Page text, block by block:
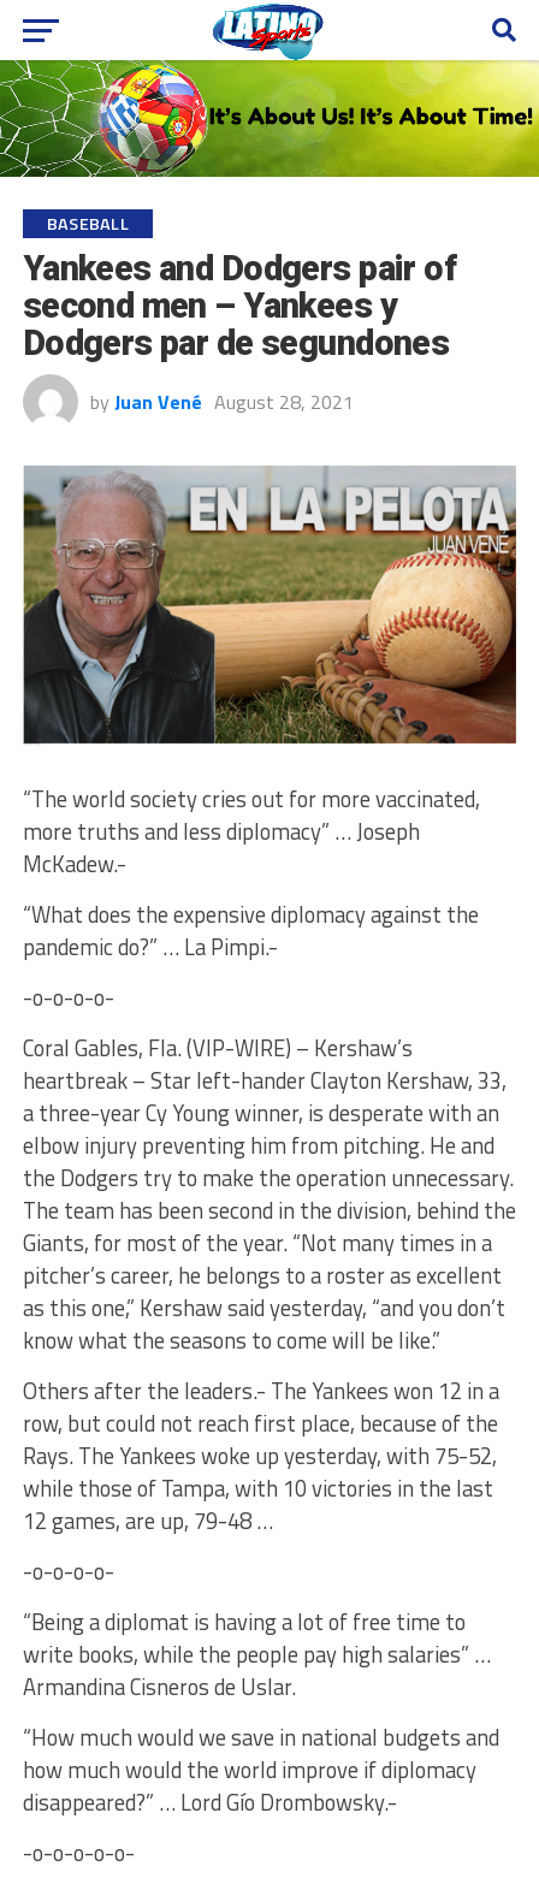
BASEBALL
Yankees and Dodgers pair of
second men – Yankees y
Dodgers par de segundones
by Juan Vené August 28, 2021
“The world society cries out for more vaccinated,
more truths and less diplomacy” … Joseph
McKadew.-
“What does the expensive diplomacy against the
pandemic do?” … La Pimpi.-
-o-o-o-o-
Coral Gables, Fla. (VIP-WIRE) – Kershaw’s
heartbreak – Star left-hander Clayton Kershaw, 33,
a three-year Cy Young winner, is desperate with an
elbow injury preventing him from pitching. He and
the Dodgers try to make the operation unnecessary.
The team has been second in the division, behind the
Giants, for most of the year. “Not many times in a
pitcher’s career, he belongs to a roster as excellent
as this one,” Kershaw said yesterday, “and you don’t
know what the seasons to come will be like.”
Others after the leaders.- The Yankees won 12 in a
row, but could not reach first place, because of the
Rays. The Yankees woke up yesterday, with 75-52,
while those of Tampa, with 10 victories in the last
12 games, are up, 79-48 …
-o-o-o-o-
“Being a diplomat is having a lot of free time to
write books, while the people pay high salaries” …
Armandina Cisneros de Uslar.
“How much would we save in national budgets and
how much would the world improve if diplomacy
disappeared?” … Lord Gío Drombowsky.-
-o-o-o-o-o-